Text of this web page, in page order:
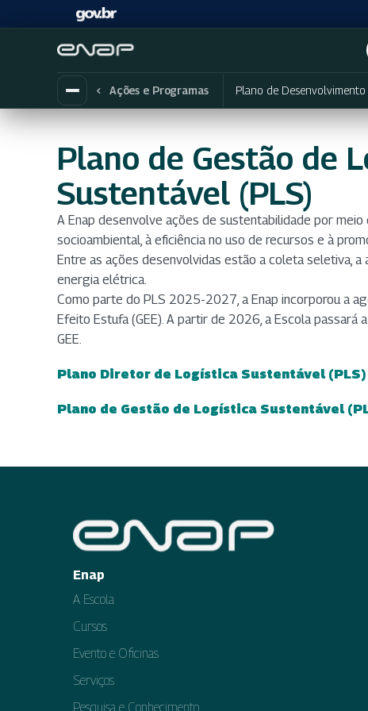
Ações e Programas Plano de Desenvolvimento
Plano de Gestão de
Sustentável (PLS)
A Enap desenvolve ações de sustentabilidade por
socioambiental, à eficiência no uso de recursos e à
Entre as ações desenvolvidas estão a coleta seletiva,
energia elétrica.
Como parte do PLS 2025-2027, a Enap incorporou a
Efeito Estufa (GEE). A partir de 2026, a Escola
GEE.
Plano Diretor de Logística Sustentável
(abre em nova aba)
Plano de Gestão de Logística Sustentável
(abre em nova aba)
Enap
A Escola
Cursos
Evento e Oficinas
Serviços
Pesquisa e Conhecimento